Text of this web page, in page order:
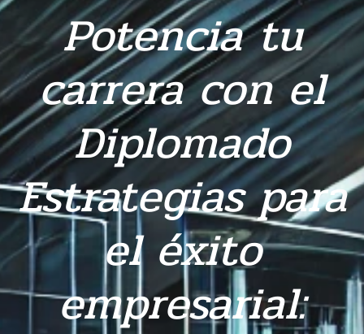
Potencia tu
carrera con el
Diplomado
Estrategias para
el éxito
empresarial: